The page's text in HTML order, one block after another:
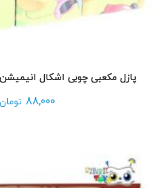
پازل مکعبی چوبی اشکال انیمیشن
88,000 تومان